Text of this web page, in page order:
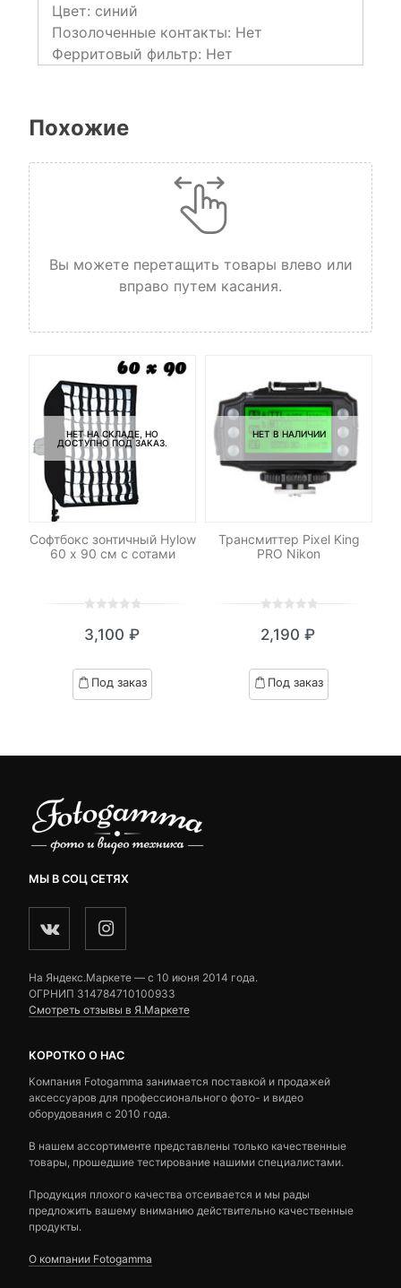
Цвет: синий
Позолоченные контакты: Нет
Ферритовый фильтр: Нет
Похожие
Вы можете перетащить товары влево или
вправо путем касания.
НЕТ НА СКЛАДЕ, НО
ДОСТУПНО ПОД ЗАКАЗ.
Софтбокс зонтичный Hylow
60 х 90 см с сотами
out
based
on
3,100 ₽
Под заказ
НЕТ В НАЛИЧИИ
Трансмиттер Pixel King
PRO Nikon
out
based
on
2,190 ₽
Под заказ
МЫ В СОЦ СЕТЯХ
На Яндекс.Маркете — c 10 июня 2014 года.
ОГРНИП 314784710100933
Смотреть отзывы в Я.Маркете
КОРОТКО О НАС
Компания Fotogamma занимается поставкой и продажей
аксессуаров для профессионального фото- и видео
оборудования с 2010 года.
В нашем ассортименте представлены только качественные
товары, прошедшие тестирование нашими специалистами.
Продукция плохого качества отсеивается и мы рады
предложить вашему вниманию действительно качественные
продукты.
О компании Fotogamma